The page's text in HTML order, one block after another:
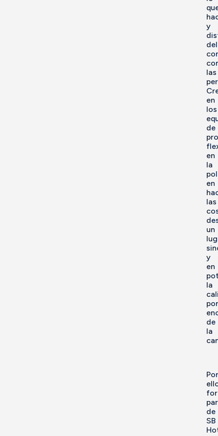
y
del
las
en
los
de
en
la
en
las
un
y
en
la
por
de
la
Por
de
SB